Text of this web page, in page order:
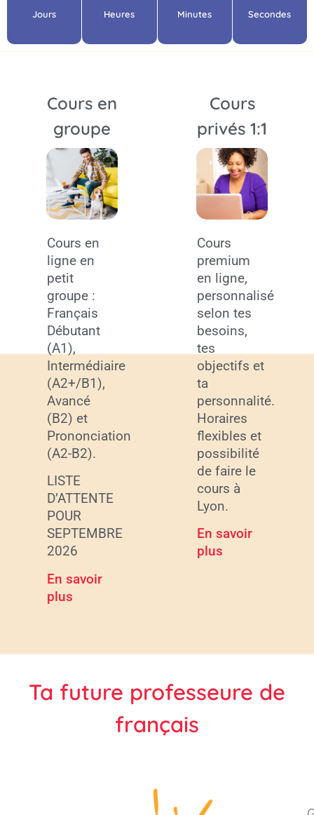
Jours Heures Minutes Secondes
Cours en
groupe
Cours en
ligne en
petit
groupe :
Français
Débutant
(A1),
Intermédiaire
(A2+/B1),
Avancé
(B2) et
Prononciation
(A2-B2).
LISTE
D’ATTENTE
POUR
SEPTEMBRE
2026
En savoir
plus
Cours
privés 1:1
Cours
premium
en ligne,
personnalisé
selon tes
besoins,
tes
objectifs et
ta
personnalité.
Horaires
flexibles et
possibilité
de faire le
cours à
Lyon.
En savoir
plus
Ta future professeure de
français